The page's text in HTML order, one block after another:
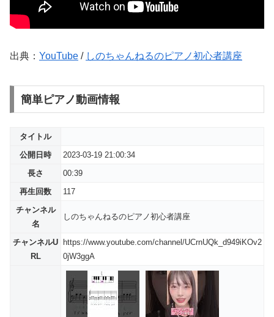
出典： YouTube / しのちゃんねるのピアノ初心者講座
簡単ピアノ動画情報
タイトル
公開日時
2023-03-19 21:00:34
長さ
00:39
再生回数
117
チャンネル
名
しのちゃんねるのピアノ初心者講座
チャンネルU
RL
https://www.youtube.com/channel/UCrnUQk_d949iKOv2
0jW3ggA